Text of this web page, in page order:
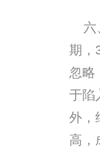
六
期，
忽略
于陷
外，
高，